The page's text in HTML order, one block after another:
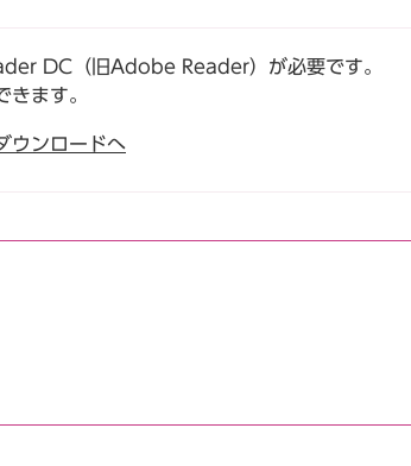
DC（旧Adobe Reader）が必要です。
ます。
ンロードへ